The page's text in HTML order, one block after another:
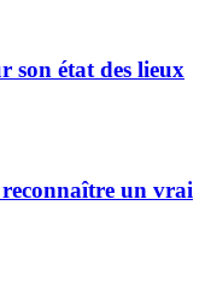
son état des lieux
un vrai